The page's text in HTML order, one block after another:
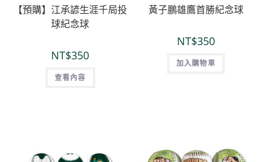
【預購】江承諺生涯千局投
球紀念球
NT$350
查看內容
黃子鵬雄鷹首勝紀念球
NT$350
加入購物車